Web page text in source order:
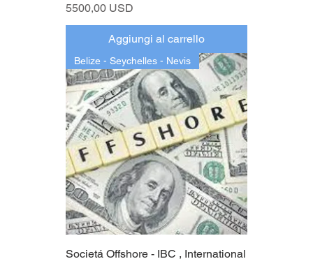
Prezzo
5500,00 USD
Aggiungi al carrello
Belize - Seychelles - Nevis
Societá Offshore - IBC , International